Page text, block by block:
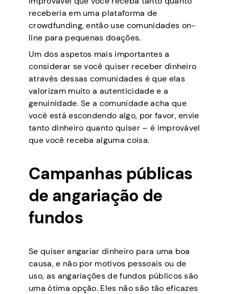
receberia em uma plataforma de
crowdfunding, então use comunidades on-
line para pequenas doações.
Um dos aspetos mais importantes a
considerar se você quiser receber dinheiro
através dessas comunidades é que elas
valorizam muito a autenticidade e a
genuinidade. Se a comunidade acha que
você está escondendo algo, por favor, envie
tanto dinheiro quanto quiser – é improvável
que você receba alguma coisa.
Campanhas públicas
de angariação de
fundos
Se quiser angariar dinheiro para uma boa
causa, e não por motivos pessoais ou de
uso, as angariações de fundos públicos são
uma ótima opção. Eles não são tão eficazes